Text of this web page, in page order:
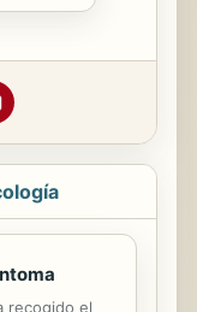
recogido el